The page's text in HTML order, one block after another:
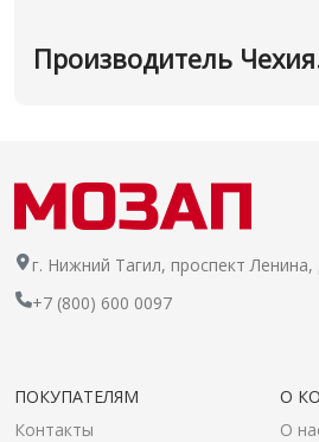
Производитель
г. Нижний Тагил, проспект Ленина,
+7 (800) 600 0097
ПОКУПАТЕЛЯМ
Контакты
О
О